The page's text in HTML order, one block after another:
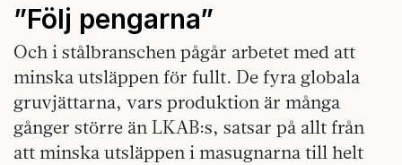
”Följ pengarna”
Och i stålbranschen pågår arbetet med att
minska utsläppen för fullt. De fyra globala
gruvjättarna, vars produktion är många
gånger större än LKAB:s, satsar på allt från
att minska utsläppen i masugnarna till helt